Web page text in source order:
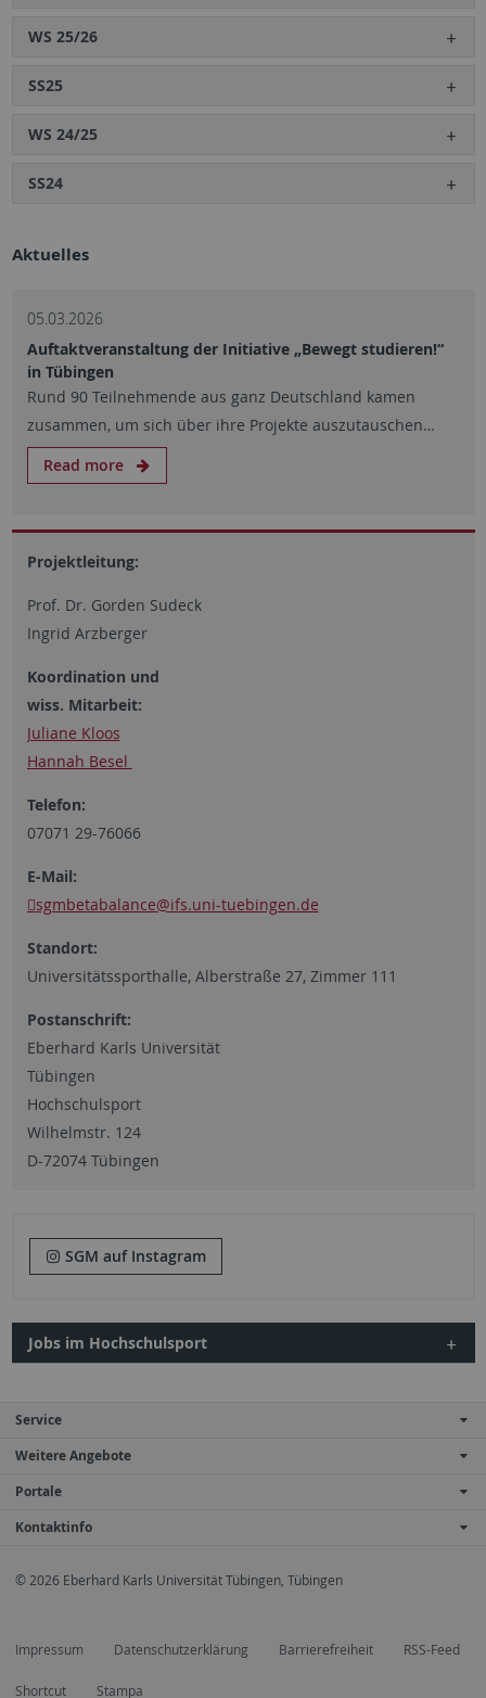
WS 25/26
SS25
WS 24/25
SS24
Aktuelles
05.03.2026
Auftaktveranstaltung der Initiative „Bewegt studieren!“
in Tübingen
Rund 90 Teilnehmende aus ganz Deutschland kamen
zusammen, um sich über ihre Projekte auszutauschen…
Read more
Projektleitung:
Prof. Dr. Gorden Sudeck
Ingrid Arzberger
Koordination und
wiss. Mitarbeit:
Juliane Kloos
Hannah Besel
Telefon:
07071 29-76066
E-Mail:
sgmbetabalance@ifs.uni-tuebingen.de
Standort:
Universitätssporthalle, Alberstraße 27, Zimmer 111
Postanschrift:
Eberhard Karls Universität
Tübingen
Hochschulsport
Wilhelmstr. 124
D-72074 Tübingen
SGM auf Instagram
Jobs im Hochschulsport
Service
Weitere Angebote
Portale
Kontaktinfo
© 2026 Eberhard Karls Universität Tübingen, Tübingen
Impressum Datenschutzerklärung Barrierefreiheit RSS-Feed
Shortcut Stampa